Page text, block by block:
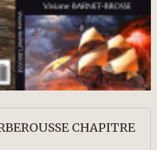
CHAPITRE